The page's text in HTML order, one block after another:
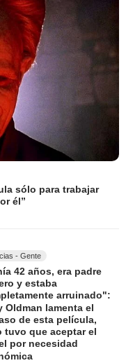
sólo para trabajar
él”
- Gente
42 años, era padre
y estaba
arruinado":
Oldman lamenta el
de esta película,
tuvo que aceptar el
por necesidad